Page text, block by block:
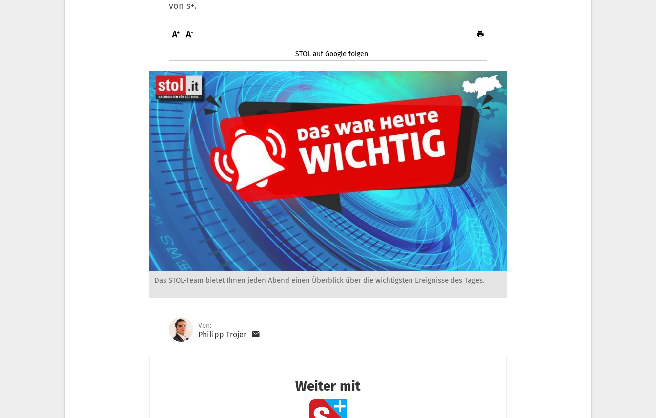
von s+.
STOL auf Google folgen
Das STOL-Team bietet Ihnen jeden Abend einen Überblick über die wichtigsten Ereignisse des Tages.
Von:
Philipp Trojer